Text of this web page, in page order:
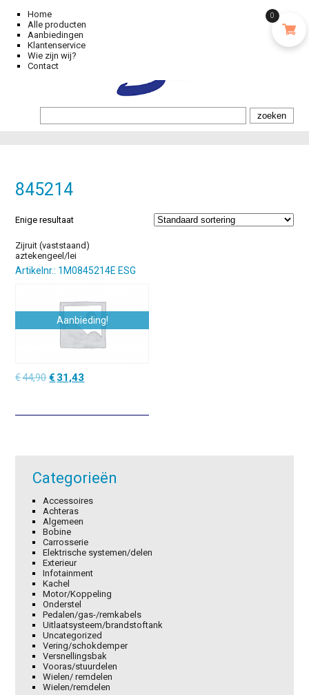
Home
Alle producten
Aanbiedingen
Klantenservice
Wie zijn wij?
Contact
845214
Enige resultaat
Zijruit (vaststaand)
aztekengeel/lei
Artikelnr.: 1M0845214E ESG
Aanbieding!
€44,90Oorspronkelijke
€44,90.
€ 31,43
€31,43.
Categorieën
Accessoires
Achteras
Algemeen
Bobine
Carrosserie
Elektrische systemen/delen
Exterieur
Infotainment
Kachel
Motor/Koppeling
Onderstel
Pedalen/gas-/remkabels
Uitlaatsysteem/brandstoftank
Uncategorized
Vering/schokdemper
Versnellingsbak
Vooras/stuurdelen
Wielen/ remdelen
Wielen/remdelen
0